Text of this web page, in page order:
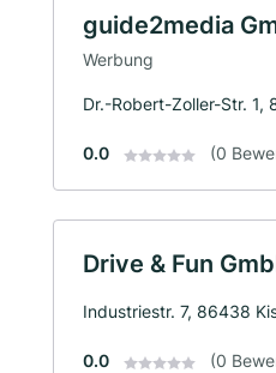
guide2media
Werbung
Dr.-Robert-Zoller-Str. 1,
0.0 (0
Drive & Fun
Industriestr. 7, 86438
0.0 (0